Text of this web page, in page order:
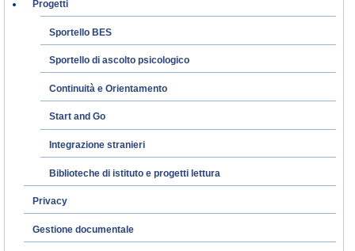
Progetti
Sportello BES
Sportello di ascolto psicologico
Continuità e Orientamento
Start and Go
Integrazione stranieri
Biblioteche di istituto e progetti lettura
Privacy
Gestione documentale